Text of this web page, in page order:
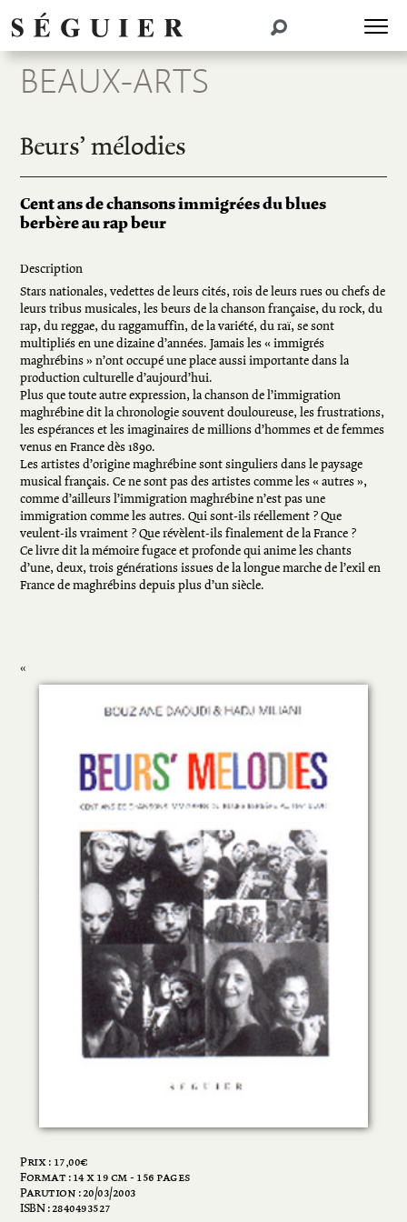
BEAUX-ARTS
Beurs’ mélodies
Cent ans de chansons immigrées du blues
berbère au rap beur
Description
Stars nationales, vedettes de leurs cités, rois de leurs rues ou chefs de
leurs tribus musicales, les beurs de la chanson française, du rock, du
rap, du reggae, du raggamuffin, de la variété, du raï, se sont
multipliés en une dizaine d’années. Jamais les « immigrés
maghrébins » n’ont occupé une place aussi importante dans la
production culturelle d’aujourd’hui.
Plus que toute autre expression, la chanson de l’immigration
maghrébine dit la chronologie souvent douloureuse, les frustrations,
les espérances et les imaginaires de millions d’hommes et de femmes
venus en France dès 1890.
Les artistes d’origine maghrébine sont singuliers dans le paysage
musical français. Ce ne sont pas des artistes comme les « autres »,
comme d’ailleurs l’immigration maghrébine n’est pas une
immigration comme les autres. Qui sont-ils réellement ? Que
veulent-ils vraiment ? Que révèlent-ils finalement de la France ?
Ce livre dit la mémoire fugace et profonde qui anime les chants
d’une, deux, trois générations issues de la longue marche de l’exil en
France de maghrébins depuis plus d’un siècle.
«
Prix : 17,00€
Format : 14 x 19 cm - 156 pages
Parution : 20/03/2003
ISBN : 2840493527